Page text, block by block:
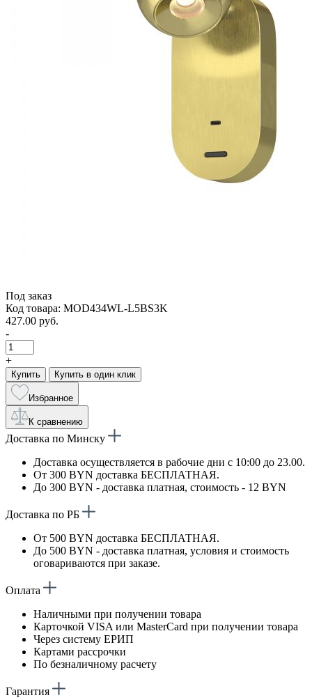
Под заказ
Код товара: MOD434WL-L5BS3K
427.00 руб.
-
+
Купить Купить в один клик
Избранное
К сравнению
Доставка по Минску
Доставка осуществляется в рабочие дни с 10:00 до 23.00.
От 300 BYN доставка БЕСПЛАТНАЯ.
До 300 BYN - доставка платная, стоимость - 12 BYN
Доставка по РБ
От 500 BYN доставка БЕСПЛАТНАЯ.
До 500 BYN - доставка платная, условия и стоимость
оговариваются при заказе.
Оплата
Наличными при получении товара
Карточкой VISA или MasterCard при получении товара
Через систему ЕРИП
Картами рассрочки
По безналичному расчету
Гарантия